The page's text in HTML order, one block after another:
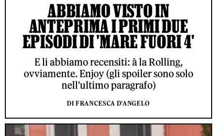
ABBIAMO VISTO IN
ANTEPRIMA I PRIMI DUE
EPISODI DI 'MARE FUORI 4'
E li abbiamo recensiti: à la Rolling,
ovviamente. Enjoy (gli spoiler sono solo
nell'ultimo paragrafo)
DI FRANCESCA D'ANGELO